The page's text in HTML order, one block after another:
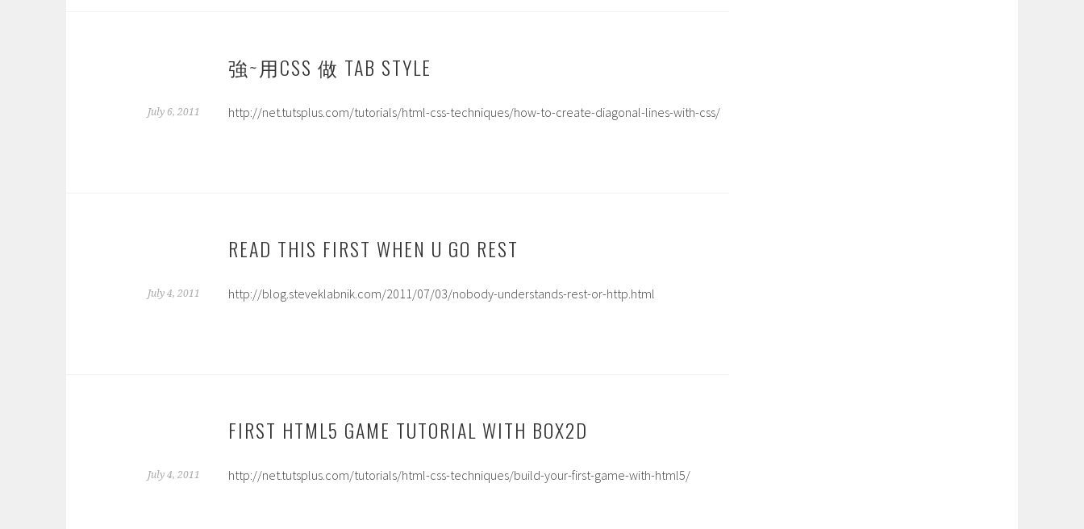
強~用CSS 做 TAB STYLE
July 6, 2011 http://net.tutsplus.com/tutorials/html-css-techniques/how-to-create-diagonal-lines-with-css/
READ THIS FIRST WHEN U GO REST
July 4, 2011 http://blog.steveklabnik.com/2011/07/03/nobody-understands-rest-or-http.html
FIRST HTML5 GAME TUTORIAL WITH BOX2D
July 4, 2011 http://net.tutsplus.com/tutorials/html-css-techniques/build-your-first-game-with-html5/